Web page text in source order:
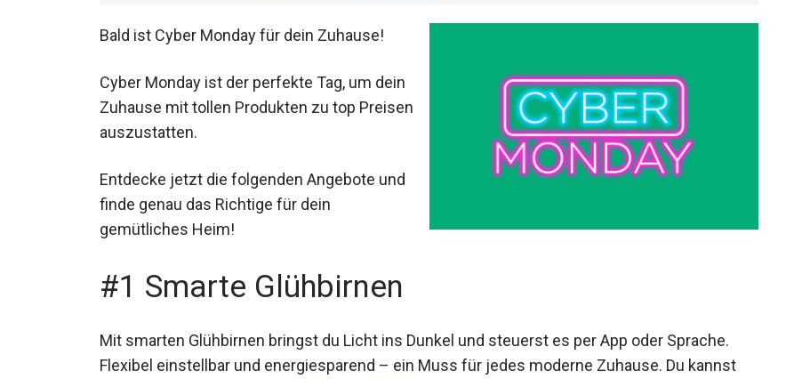
Bald ist Cyber Monday für dein Zuhause!
Cyber Monday ist der perfekte Tag, um dein
Zuhause mit tollen Produkten zu top Preisen
auszustatten.
Entdecke jetzt die folgenden Angebote und
finde genau das Richtige für dein
gemütliches Heim!
#1 Smarte Glühbirnen
Mit smarten Glühbirnen bringst du Licht ins Dunkel und steuerst es per App oder Sprache.
Flexibel einstellbar und energiesparend – ein Muss für jedes moderne Zuhause. Du kannst